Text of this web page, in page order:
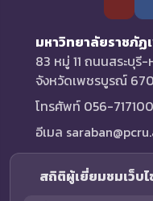
มหาวิทยาลัยราชภั
83 หมู่ 11 ถนนสระบุรี
จังหวัดเพชรบูรณ์
โทรศัพท์ 056-
อีเมล
สถิติผู้เยี่ยมชมเว็บ